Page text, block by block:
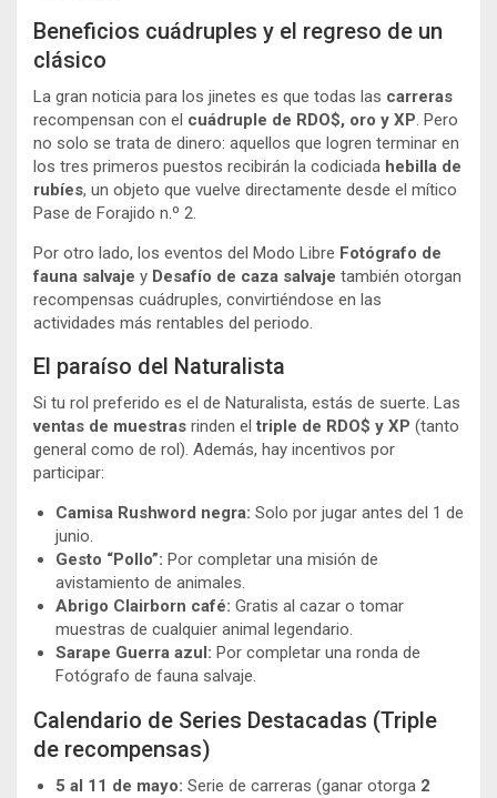
Beneficios cuádruples y el regreso de un
clásico
La gran noticia para los jinetes es que todas las carreras
recompensan con el cuádruple de RDO$, oro y XP. Pero
no solo se trata de dinero: aquellos que logren terminar en
los tres primeros puestos recibirán la codiciada hebilla de
rubíes, un objeto que vuelve directamente desde el mítico
Pase de Forajido n.º 2.
Por otro lado, los eventos del Modo Libre Fotógrafo de
fauna salvaje y Desafío de caza salvaje también otorgan
recompensas cuádruples, convirtiéndose en las
actividades más rentables del periodo.
El paraíso del Naturalista
Si tu rol preferido es el de Naturalista, estás de suerte. Las
ventas de muestras rinden eltriple de RDO$ y XP (tanto
general como de rol). Además, hay incentivos por
participar:
Camisa Rushword negra: Solo por jugar antes del 1 de
junio.
Gesto “Pollo”: Por completar una misión de
avistamiento de animales.
Abrigo Clairborn café: Gratis al cazar o tomar
muestras de cualquier animal legendario.
Sarape Guerra azul: Por completar una ronda de
Fotógrafo de fauna salvaje.
Calendario de Series Destacadas (Triple
de recompensas)
5 al 11 de mayo: Serie de carreras (ganar otorga 2